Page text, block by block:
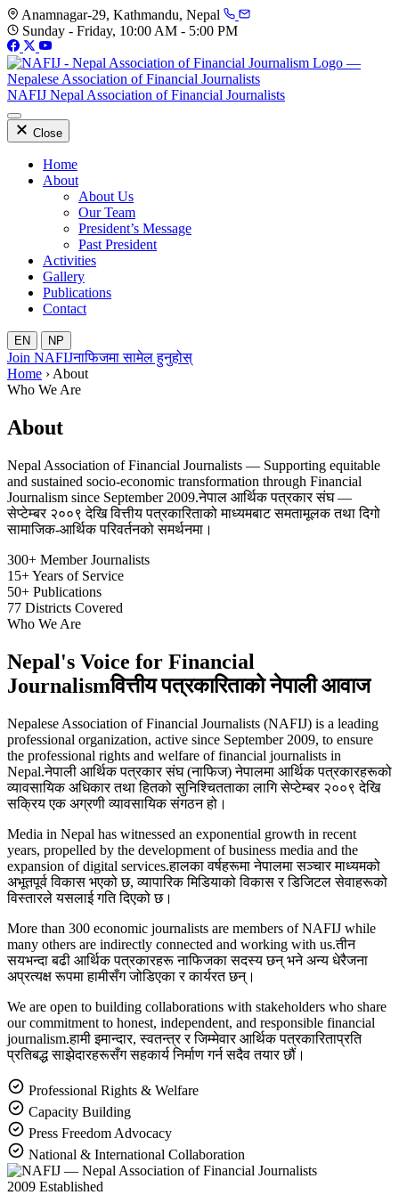
Skip
to
main
content
Anamnagar-29, Kathmandu, Nepal
Sunday - Friday, 10:00 AM - 5:00 PM
NAFIJ Nepal Association of Financial Journalists
Close
Home
About
About Us
Our Team
President’s Message
Past President
Activities
Gallery
Publications
Contact
EN NP
Join NAFIJनाफिजमा सामेल हुनुहोस्
Home › About
Who We Are
About
Nepal Association of Financial Journalists — Supporting equitable
and sustained socio-economic transformation through Financial
Journalism since September 2009.नेपाल आर्थिक पत्रकार संघ —
सेप्टेम्बर २००९ देखि वित्तीय पत्रकारिताको माध्यमबाट समतामूलक तथा दिगो
सामाजिक-आर्थिक परिवर्तनको समर्थनमा।
300+ Member Journalists
15+Years of Service
50+ Publications
77 Districts Covered
Who We Are
Nepal's Voice for Financial
Journalismवित्तीय पत्रकारिताको नेपाली आवाज
Nepalese Association of Financial Journalists (NAFIJ) is a leading
professional organization, active since September 2009, to ensure
the professional rights and welfare of financial journalists in
Nepal.नेपाली आर्थिक पत्रकार संघ (नाफिज) नेपालमा आर्थिक पत्रकारहरूको
व्यावसायिक अधिकार तथा हितको सुनिश्चितताका लागि सेप्टेम्बर २००९ देखि
सक्रिय एक अग्रणी व्यावसायिक संगठन हो।
Media in Nepal has witnessed an exponential growth in recent
years, propelled by the development of business media and the
expansion of digital services.हालका वर्षहरूमा नेपालमा सञ्चार माध्यमको
अभूतपूर्व विकास भएको छ, व्यापारिक मिडियाको विकास र डिजिटल सेवाहरूको
विस्तारले यसलाई गति दिएको छ।
More than 300 economic journalists are members of NAFIJ while
many others are indirectly connected and working with us.तीन
सयभन्दा बढी आर्थिक पत्रकारहरू नाफिजका सदस्य छन् भने अन्य धेरैजना
अप्रत्यक्ष रूपमा हामीसँग जोडिएका र कार्यरत छन्।
We are open to building collaborations with stakeholders who share
our commitment to honest, independent, and responsible financial
journalism.हामी इमान्दार, स्वतन्त्र र जिम्मेवार आर्थिक पत्रकारिताप्रति
प्रतिबद्ध साझेदारहरूसँग सहकार्य निर्माण गर्न सदैव तयार छौं।
Professional Rights & Welfare
Capacity Building
Press Freedom Advocacy
National & International Collaboration
2009 Established